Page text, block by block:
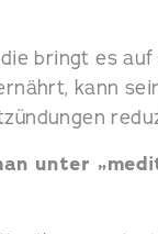
bringt es auf
kann
unter